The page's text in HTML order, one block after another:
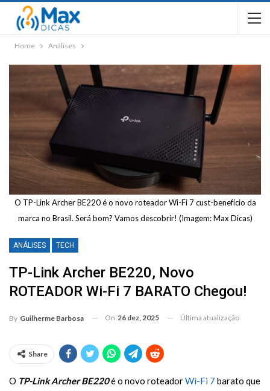
Home Análises
O TP-Link Archer BE220 é o novo roteador Wi-Fi 7 cust-benefício da
marca no Brasil. Será bom? Vamos descobrir! (Imagem: Max Dicas)
ANÁLISES TECH
TP-Link Archer BE220, Novo
ROTEADOR Wi-Fi 7 BARATO Chegou!
By Guilherme Barbosa On 26 dez, 2025 Última atualização
Share
O TP-Link Archer BE220é o novo roteadorWi-Fi 7 barato que